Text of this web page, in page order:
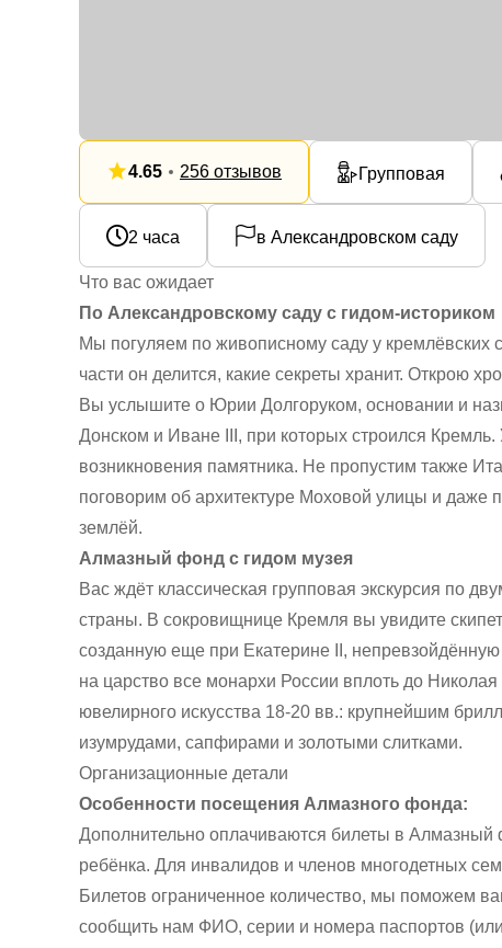
4.65 256 отзывов Групповая
2 часа в Александровском саду
Что вас ожидает
По Александровскому саду с гидом-историком
Мы погуляем по живописному саду у кремлёвских
части он делится, какие секреты хранит. Открою
Вы услышите о Юрии Долгоруком, основании и
Донском и Иване III, при которых строился
возникновения памятника. Не пропустим также
поговорим об архитектуре Моховой улицы и даже
землёй.
Алмазный фонд с гидом музея
Вас ждёт классическая групповая экскурсия по
страны. В сокровищнице Кремля вы увидите
созданную еще при Екатерине II,
на царство все монархи России вплоть до
ювелирного искусства 18-20 вв.: крупнейшим
изумрудами, сапфирами и золотыми слитками.
Организационные детали
Особенности посещения Алмазного фонда:
Дополнительно оплачиваются билеты в Алмазный
ребёнка. Для инвалидов и членов многодетных
Билетов ограниченное количество, мы поможем
сообщить нам ФИО, серии и номера паспортов